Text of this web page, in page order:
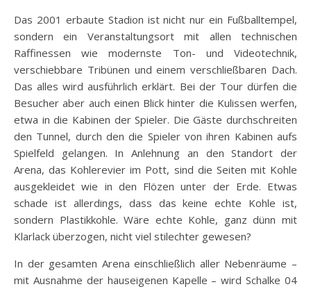
Das 2001 erbaute Stadion ist nicht nur ein Fußballtempel,
sondern ein Veranstaltungsort mit allen technischen
Raffinessen wie modernste Ton- und Videotechnik,
verschiebbare Tribünen und einem verschließbaren Dach.
Das alles wird ausführlich erklärt. Bei der Tour dürfen die
Besucher aber auch einen Blick hinter die Kulissen werfen,
etwa in die Kabinen der Spieler. Die Gäste durchschreiten
den Tunnel, durch den die Spieler von ihren Kabinen aufs
Spielfeld gelangen. In Anlehnung an den Standort der
Arena, das Kohlerevier im Pott, sind die Seiten mit Kohle
ausgekleidet wie in den Flözen unter der Erde. Etwas
schade ist allerdings, dass das keine echte Kohle ist,
sondern Plastikkohle. Wäre echte Kohle, ganz dünn mit
Klarlack überzogen, nicht viel stilechter gewesen?
In der gesamten Arena einschließlich aller Nebenräume –
mit Ausnahme der hauseigenen Kapelle – wird Schalke 04